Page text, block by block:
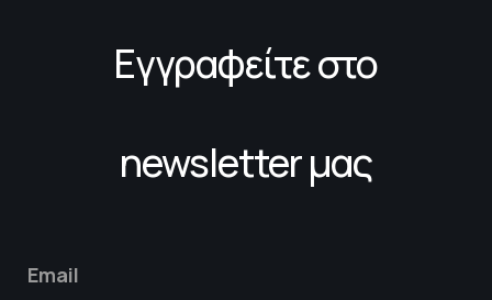
Εγγραφείτε στο
newsletter μας
Email